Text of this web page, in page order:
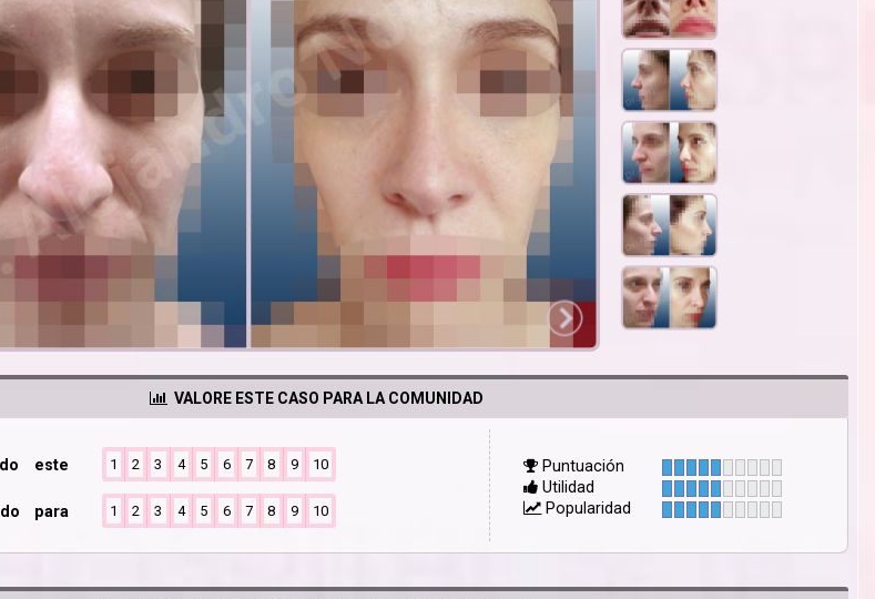
VALORE ESTE CASO PARA LA COMUNIDAD
este
1 2 3 4 5 6 7 8 9 10
para
1 2 3 4 5 6 7 8 9 10
Puntuación
Utilidad
Popularidad